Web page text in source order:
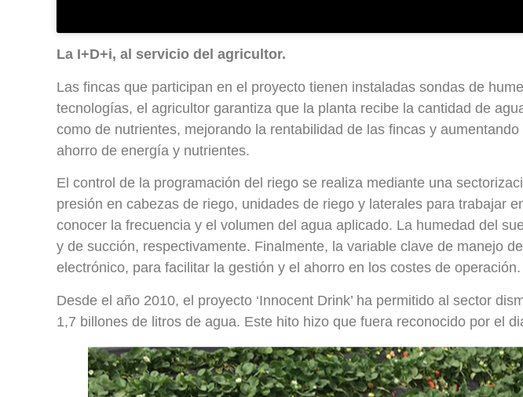
La I+D+i, al servicio del agricultor.
Las fincas que participan en el proyecto tienen instaladas sondas de
tecnologías, el agricultor garantiza que la planta recibe la cantidad de
como de nutrientes, mejorando la rentabilidad de las fincas y
ahorro de energía y nutrientes.
El control de la programación del riego se realiza mediante una
presión en cabezas de riego, unidades de riego y laterales para trabajar
conocer la frecuencia y el volumen del agua aplicado. La humedad del
y de succión, respectivamente. Finalmente, la variable clave de manejo
electrónico, para facilitar la gestión y el ahorro en los costes de operación.
Desde el año 2010, el proyecto ‘Innocent Drink’ ha permitido al sector
1,7 billones de litros de agua. Este hito hizo que fuera reconocido por el